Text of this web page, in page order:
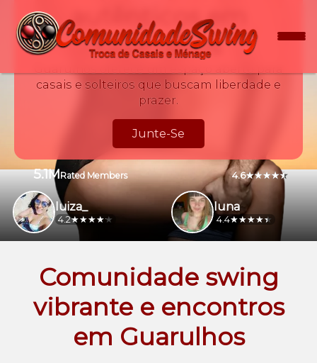
autênticos em
Guarulhos
casais e solteiros que buscam liberdade e
prazer.
Junte-Se
5.1MRated Members 4.6
luna
4.4
luiza_
4.2
Comunidade swing
vibrante e encontros
em Guarulhos